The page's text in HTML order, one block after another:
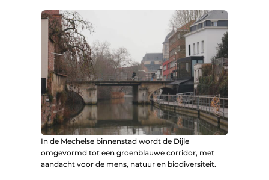
In de Mechelse binnenstad wordt de Dijle
omgevormd tot een groenblauwe corridor, met
aandacht voor de mens, natuur en biodiversiteit.